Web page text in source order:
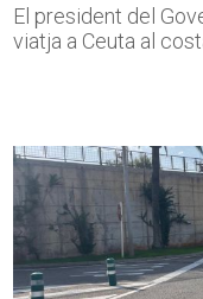
El president del
viatja a Ceuta al